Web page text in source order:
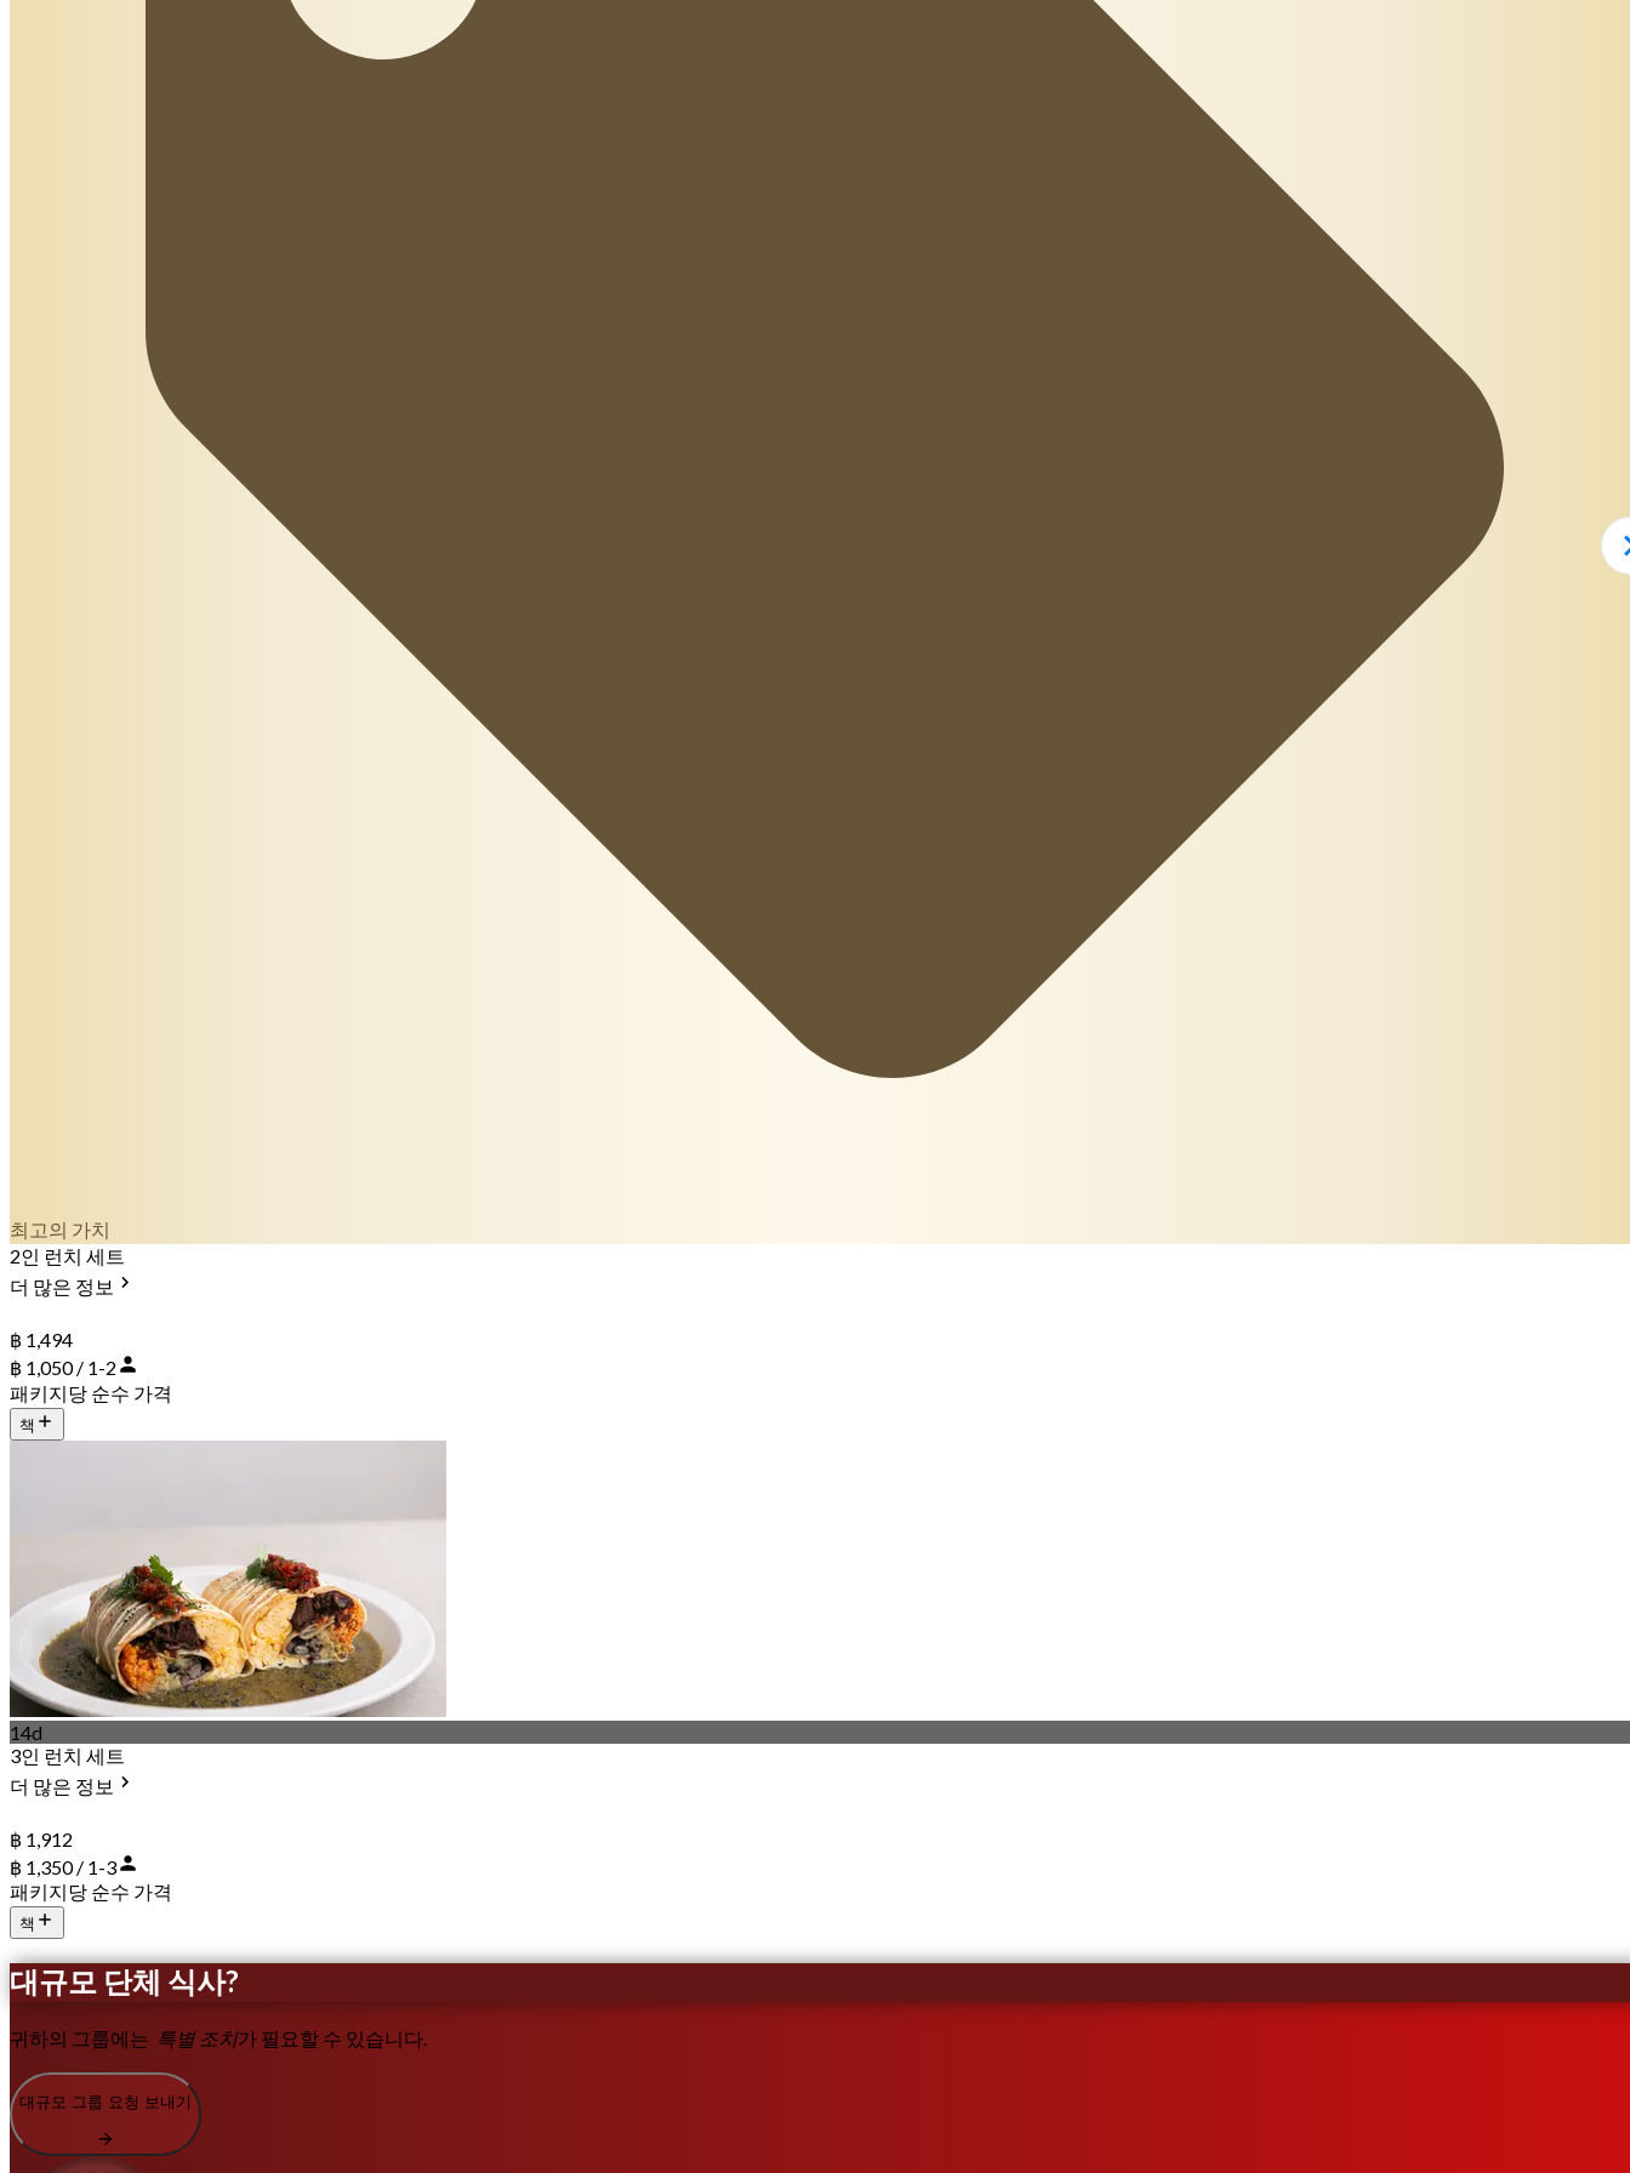
최고의 가치
2인 런치 세트
더 많은 정보
฿ 1,494
฿ 1,050 / 1-2
패키지당 순수 가격
책
14d
3인 런치 세트
더 많은 정보
฿ 1,912
฿ 1,350 / 1-3
패키지당 순수 가격
책
대규모 단체 식사?
귀하의 그룹에는 특별 조치가 필요할 수 있습니다.
대규모 그룹 요청 보내기